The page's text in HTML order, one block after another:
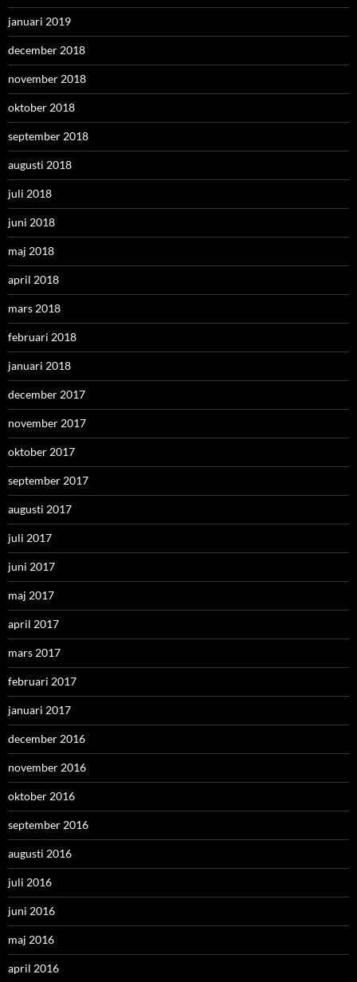
januari 2019
december 2018
november 2018
oktober 2018
september 2018
augusti 2018
juli 2018
juni 2018
maj 2018
april 2018
mars 2018
februari 2018
januari 2018
december 2017
november 2017
oktober 2017
september 2017
augusti 2017
juli 2017
juni 2017
maj 2017
april 2017
mars 2017
februari 2017
januari 2017
december 2016
november 2016
oktober 2016
september 2016
augusti 2016
juli 2016
juni 2016
maj 2016
april 2016